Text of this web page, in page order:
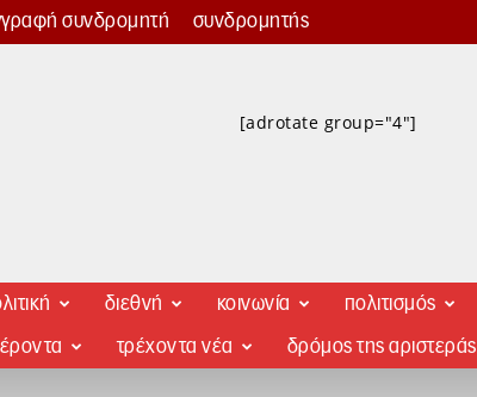
συνδρομητή συνδρομητής
[adrotate group="4"]
διεθνή κοινωνία πολιτισμός
τρέχοντα νέα δρόμος της αριστεράς